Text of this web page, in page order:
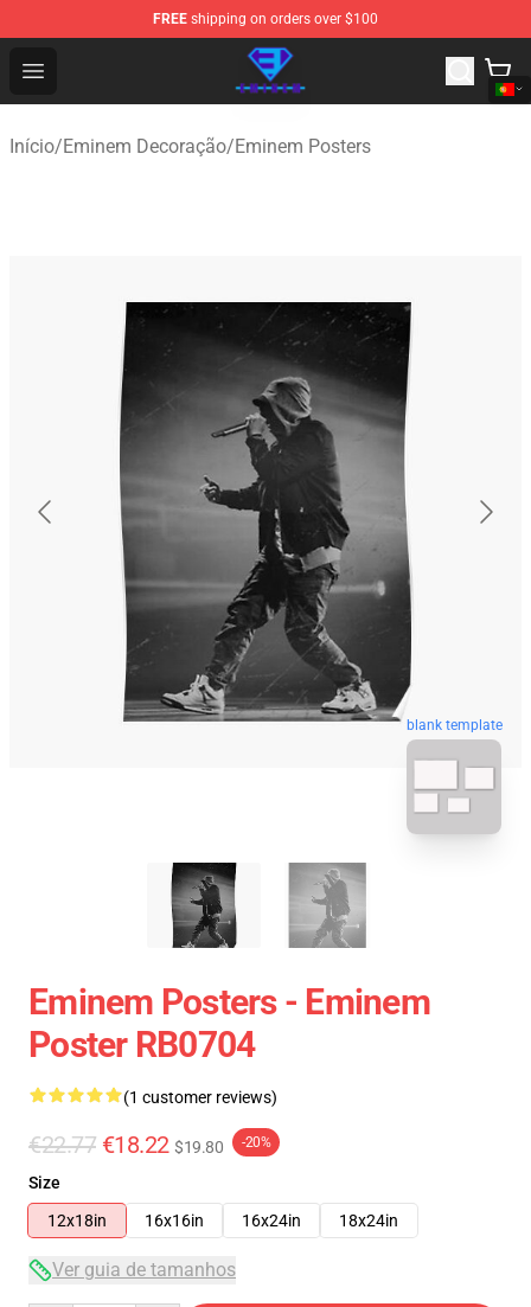
FREE shipping on orders over $100
Open menu
Eminem Store - Official Eminem Merchandise Shop
Início/Eminem Decoração/Eminem Posters
blank template
Eminem Posters - Eminem
Poster RB0704
(1 customer reviews)
€22.77 €18.22 $19.80 -20%
Size
12x18in
16x16in 16x24in 18x24in
Ver guia de tamanhos